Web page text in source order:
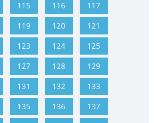
115 116 117
119 120 121
123 124 125
127 128 129
131 132 133
135 136 137